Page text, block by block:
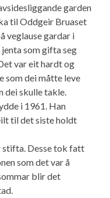
garden
til Oddgeir Bruaset
veglause gardar i
som gifta seg
var eit hardt og
som dei måtte leve
dei skulle takle.
i 1961. Han
til det siste holdt
stifta. Desse tok fatt
som det var å
blir det